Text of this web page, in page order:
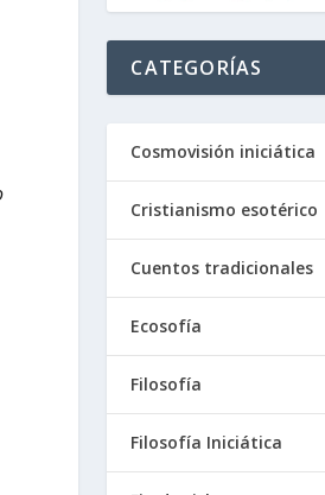
CATEGORÍAS
Cosmovisión iniciática
Cristianismo esotérico
Cuentos tradicionales
Ecosofía
Filosofía
Filosofía Iniciática